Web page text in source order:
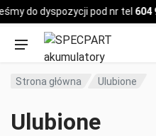
do dyspozycji pod nr tel 604
Pojazd
Strona główna Ulubione
Ulubione